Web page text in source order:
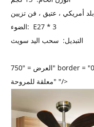
بلد أمريكي ، عتيق ، فن تزيين
الضوء: E27 * 3
التبديل: سحب اليد سويث
العرض = "750" border = "0" vspace = "0" title = "6 شفرات
معلقة للمروحة" "/>